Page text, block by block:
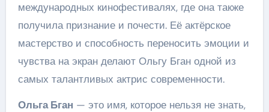
международных кинофестивалях, где она также
получила признание и почести. Её актёрское
мастерство и способность переносить эмоции и
чувства на экран делают Ольгу Бган одной из
самых талантливых актрис современности.
Ольга Бган — это имя, которое нельзя не знать,